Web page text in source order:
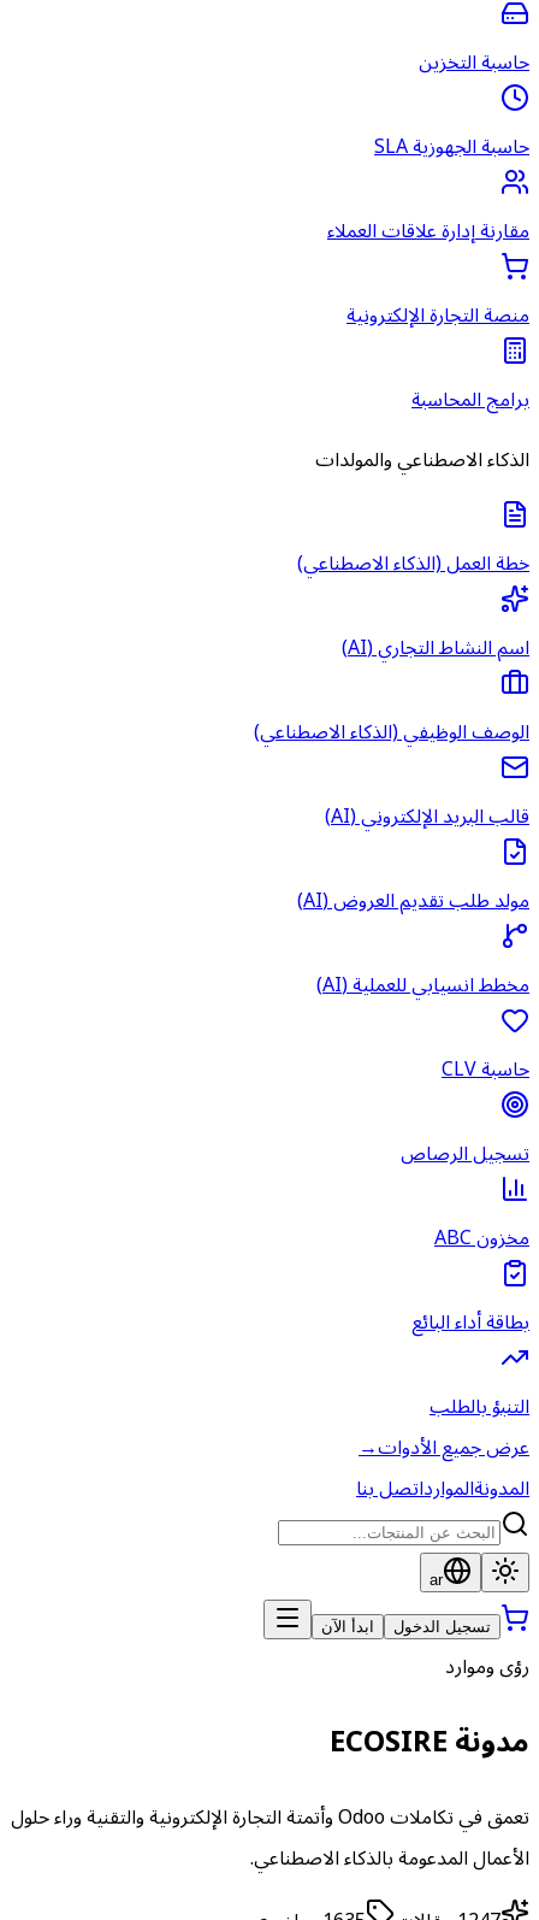
حاسبة التخزين
حاسبة الجهوزية SLA
مقارنة إدارة علاقات العملاء
منصة التجارة الإلكترونية
برامج المحاسبة
الذكاء الاصطناعي والمولدات
خطة العمل (الذكاء الاصطناعي)
اسم النشاط التجاري (AI)
الوصف الوظيفي (الذكاء الاصطناعي)
قالب البريد الإلكتروني (AI)
مولد طلب تقديم العروض (AI)
مخطط انسيابي للعملية (AI)
حاسبة CLV
تسجيل الرصاص
مخزون ABC
بطاقة أداء البائع
التنبؤ بالطلب
عرض جميع الأدوات→
المدونةالموارداتصل بنا
ar
تسجيل الدخول ابدأ الآن
رؤى وموارد
مدونة ECOSIRE
تعمق في تكاملات Odoo وأتمتة التجارة الإلكترونية والتقنية وراء حلول
الأعمال المدعومة بالذكاء الاصطناعي.